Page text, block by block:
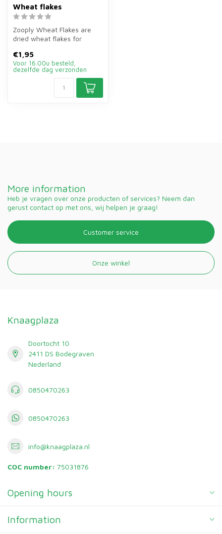
Wheat flakes
Zooply Wheat Flakes are
dried wheat flakes for
small ro...
€1,95
Voor 16.00u besteld,
dezelfde dag verzonden
More information
Heb je vragen over onze producten of services? Neem dan
gerust contact op met ons, wij helpen je graag!
Customer service
Onze winkel
Knaagplaza
Doortocht 10
2411 DS Bodegraven
Nederland
0850470263
0850470263
info@knaagplaza.nl
COC number: 75031876
Opening hours
Information